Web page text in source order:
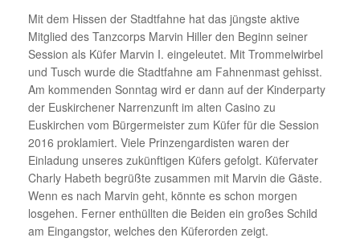
Mit dem Hissen der Stadtfahne hat das jüngste aktive
Mitglied des Tanzcorps Marvin Hiller den Beginn seiner
Session als Küfer Marvin I. eingeleutet. Mit Trommelwirbel
und Tusch wurde die Stadtfahne am Fahnenmast gehisst.
Am kommenden Sonntag wird er dann auf der Kinderparty
der Euskirchener Narrenzunft im alten Casino zu
Euskirchen vom Bürgermeister zum Küfer für die Session
2016 proklamiert. Viele Prinzengardisten waren der
Einladung unseres zukünftigen Küfers gefolgt. Küfervater
Charly Habeth begrüßte zusammen mit Marvin die Gäste.
Wenn es nach Marvin geht, könnte es schon morgen
losgehen. Ferner enthüllten die Beiden ein großes Schild
am Eingangstor, welches den Küferorden zeigt.